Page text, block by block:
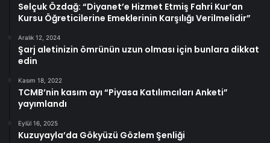
Selçuk Özdağ: “Diyanet’e Hizmet Etmiş Fahri Kur’an
Kursu Öğreticilerine Emeklerinin Karşılığı Verilmelidir”
Aralık 12, 2024
Şarj aletinizin ömrünün uzun olması için bunlara dikkat
edin
Kasım 18, 2022
TCMB’nin kasım ayı “Piyasa Katılımcıları Anketi”
yayımlandı
Eylül 16, 2025
Kuzuyayla’da Gökyüzü Gözlem Şenliği